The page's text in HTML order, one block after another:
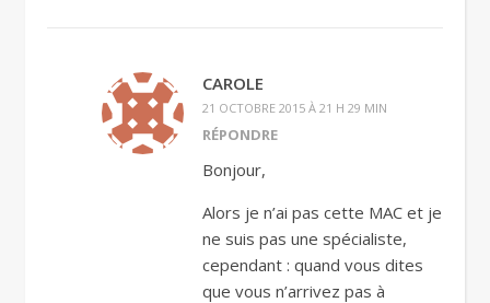
CAROLE
21 OCTOBRE 2015 À 21 H 29 MIN
RÉPONDRE
Bonjour,
Alors je n’ai pas cette MAC et je
ne suis pas une spécialiste,
cependant : quand vous dites
que vous n’arrivez pas à